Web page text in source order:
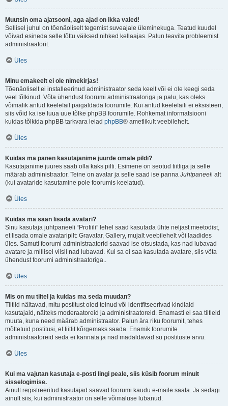
Muutsin oma ajatsooni, aga ajad on ikka valed!
Sellisel juhul on tõenäoliselt tegemist suveajale üleminekuga. Teatud kuudel
võivad esineda selle tõttu väiksed nihked kellaajas. Palun teavita probleemist
administraatorit.
Üles
Minu emakeelt ei ole nimekirjas!
Tõenäoliselt ei installeerinud administraator seda keelt või ei ole keegi seda
veel tõlkinud. Võta ühendust foorumi administraatoriga ja palu, kas oleks
võimalik antud keelefail paigaldada foorumile. Kui antud keelefaili ei eksisteeri,
siis võid ka ise luua uue tõlke phpBB foorumile. Rohkemat informatsiooni
kuidas tõlkida phpBB tarkvara leiad phpBB® ametlikult veebilehelt.
Üles
Kuidas ma panen kasutajanime juurde omale pildi?
Kasutajanime juures saab olla kaks pilti. Esimene on seotud tiitliga ja selle
määrab administraator. Teine on avatar ja selle saad ise panna Juhtpaneeli alt
(kui avataride kasutamine pole foorumis keelatud).
Üles
Kuidas ma saan lisada avatari?
Sinu kasutaja juhtpaneeli “Profiili” lehel saad kasutada ühte neljast meetodist,
et lisada omale avataripilt: Gravatar, Gallery, mujalt veebilehelt või laadides
üles. Samuti foorumi administraatorid saavad ise otsustada, kas nad lubavad
avatare ja millisel viisil nad lubavad. Kui sa ei saa kasutada avatare, siis võta
ühendust foorumi administraatoriga..
Üles
Mis on mu tiitel ja kuidas ma seda muudan?
Tiitlid näitavad, mitu postitust oled teinud või identfitseerivad kindlaid
kasutajaid, näiteks moderaatoreid ja administraatoreid. Enamasti ei saa tiitleid
muuta, kuna need määrab administraator. Palun ära riku foorumit, tehes
mõttetuid postitusi, et tiitlit kõrgemaks saada. Enamik foorumite
administraatoreid seda ei kannata ja nad madaldavad su postituste arvu.
Üles
Kui ma vajutan kasutaja e-posti lingi peale, siis küsib foorum minult
sisselogimise.
Ainult registreeritud kasutajad saavad foorumi kaudu e-maile saata. Ja sedagi
ainult siis, kui administraator on selle võimaluse lubanud.